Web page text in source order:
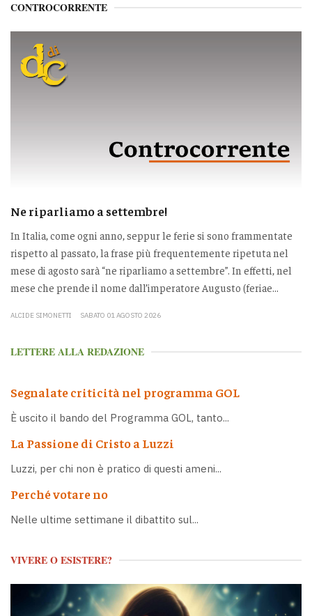
CONTROCORRENTE
Ne riparliamo a settembre!
In Italia, come ogni anno, seppur le ferie si sono frammentate
rispetto al passato, la frase più frequentemente ripetuta nel
mese di agosto sarà “ne riparliamo a settembre”. In effetti, nel
mese che prende il nome dall’imperatore Augusto (feriae...
ALCIDE SIMONETTI SABATO 01 AGOSTO 2026
LETTERE ALLA REDAZIONE
Segnalate criticità nel programma GOL
È uscito il bando del Programma GOL, tanto...
La Passione di Cristo a Luzzi
Luzzi, per chi non è pratico di questi ameni...
Perché votare no
Nelle ultime settimane il dibattito sul...
VIVERE O ESISTERE?